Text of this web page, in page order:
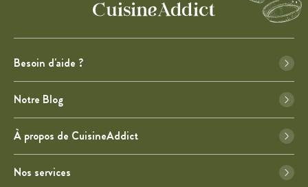
Besoin d'aide ?
Notre Blog
À propos de CuisineAddict
Nos services